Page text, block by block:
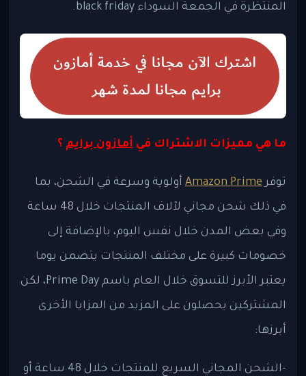
المنتظرة في الجمعة السوداء black friday.
ما هي مميزات الاشتراك في أمازون برايم ؟
توفرAmazon Prime أولوية وسرعة في الشحن، بما
في ذلك شحن مجاني لآلاف المنتجات خلال 48 ساعة
وفي بعض المدن خلال نفس اليوم، بالإضافة إلى
خصومات كبيرة على مختلف المنتجات يتضمن يوما
يعتبر الأبرز للتسوق خلال العام باسم Prime Day، لكن
المشتركين يحصلون على المزيد من المزايا الأخرى
أبرزها:
-الشحن المجاني السريع للمنتجات خلال 48 ساعة أو